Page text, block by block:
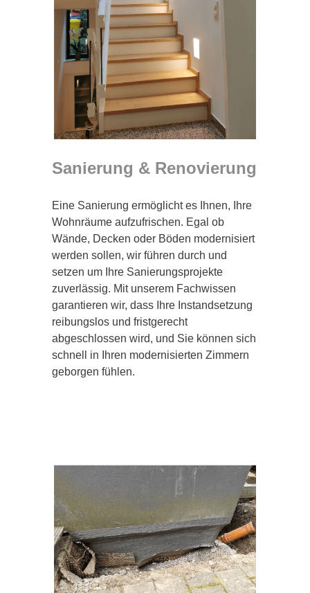
Sanierung & Renovierung
Eine Sanierung ermöglicht es Ihnen, Ihre
Wohnräume aufzufrischen. Egal ob
Wände, Decken oder Böden modernisiert
werden sollen, wir führen durch und
setzen um Ihre Sanierungsprojekte
zuverlässig. Mit unserem Fachwissen
garantieren wir, dass Ihre Instandsetzung
reibungslos und fristgerecht
abgeschlossen wird, und Sie können sich
schnell in Ihren modernisierten Zimmern
geborgen fühlen.